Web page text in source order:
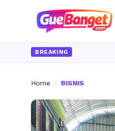
BREAKING
Home / BISNIS